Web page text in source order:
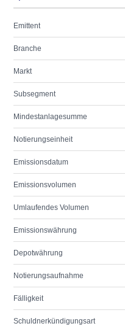
Emittent
Branche
Markt
Subsegment
Mindestanlagesumme
Notierungseinheit
Emissionsdatum
Emissionsvolumen
Umlaufendes Volumen
Emissionswährung
Depotwährung
Notierungsaufnahme
Fälligkeit
Schuldnerkündigungsart